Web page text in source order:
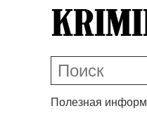
Полезная